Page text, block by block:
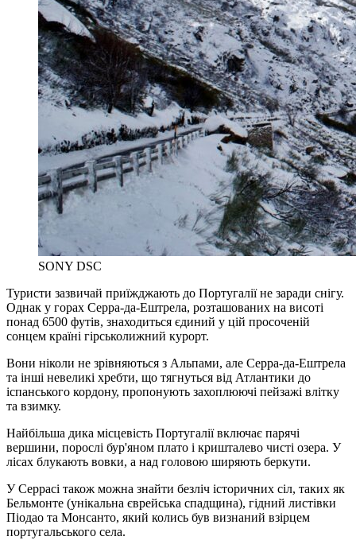
SONY DSC
Туристи зазвичай приїжджають до Португалії не заради снігу.
Однак у горах Серра-да-Ештрела, розташованих на висоті
понад 6500 футів, знаходиться єдиний у цій просоченій
сонцем країні гірськолижний курорт.
Вони ніколи не зрівняються з Альпами, але Серра-да-Ештрела
та інші невеликі хребти, що тягнуться від Атлантики до
іспанського кордону, пропонують захоплюючі пейзажі влітку
та взимку.
Найбільша дика місцевість Португалії включає парячі
вершини, порослі бур'яном плато і кришталево чисті озера. У
лісах блукають вовки, а над головою ширяють беркути.
У Серрасі також можна знайти безліч історичних сіл, таких як
Бельмонте (унікальна єврейська спадщина), гідний листівки
Піодао та Монсанто, який колись був визнаний взірцем
португальського села.